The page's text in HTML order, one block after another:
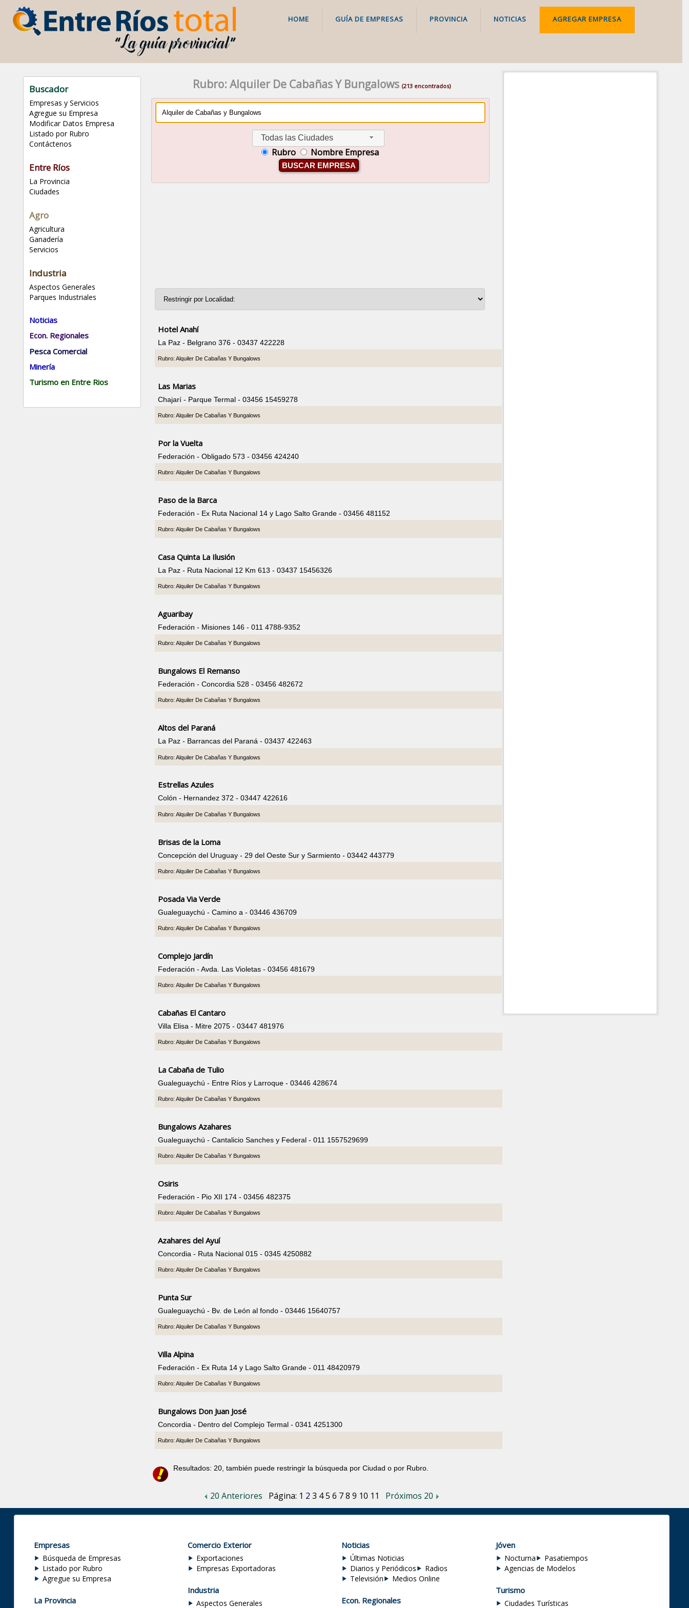
HOME GUÍA DE EMPRESAS PROVINCIA NOTICIAS AGREGAR EMPRESA
Buscador
Empresas y Servicios
Agregue su Empresa
Modificar Datos Empresa
Listado por Rubro
Contáctenos
Entre Ríos
La Provincia
Ciudades
Agro
Agricultura
Ganadería
Servicios
Industria
Aspectos Generales
Parques Industriales
Noticias
Econ. Regionales
Pesca Comercial
Minería
Turismo en Entre Rios
Rubro: Alquiler De Cabañas Y Bungalows (213 encontrados)
Todas las Ciudades
Rubro Nombre Empresa
BUSCAR EMPRESA
Hotel Anahí
La Paz - Belgrano 376 - 03437 422228
Rubro: Alquiler De Cabañas Y Bungalows
Las Marias
Chajarí - Parque Termal - 03456 15459278
Rubro: Alquiler De Cabañas Y Bungalows
Por la Vuelta
Federación - Obligado 573 - 03456 424240
Rubro: Alquiler De Cabañas Y Bungalows
Paso de la Barca
Federación - Ex Ruta Nacional 14 y Lago Salto Grande - 03456 481152
Rubro: Alquiler De Cabañas Y Bungalows
Casa Quinta La Ilusión
La Paz - Ruta Nacional 12 Km 613 - 03437 15456326
Rubro: Alquiler De Cabañas Y Bungalows
Aguaribay
Federación - Misiones 146 - 011 4788-9352
Rubro: Alquiler De Cabañas Y Bungalows
Bungalows El Remanso
Federación - Concordia 528 - 03456 482672
Rubro: Alquiler De Cabañas Y Bungalows
Altos del Paraná
La Paz - Barrancas del Paraná - 03437 422463
Rubro: Alquiler De Cabañas Y Bungalows
Estrellas Azules
Colón - Hernandez 372 - 03447 422616
Rubro: Alquiler De Cabañas Y Bungalows
Brisas de la Loma
Concepción del Uruguay - 29 del Oeste Sur y Sarmiento - 03442 443779
Rubro: Alquiler De Cabañas Y Bungalows
Posada Via Verde
Gualeguaychú - Camino a - 03446 436709
Rubro: Alquiler De Cabañas Y Bungalows
Complejo Jardín
Federación - Avda. Las Violetas - 03456 481679
Rubro: Alquiler De Cabañas Y Bungalows
Cabañas El Cantaro
Villa Elisa - Mitre 2075 - 03447 481976
Rubro: Alquiler De Cabañas Y Bungalows
La Cabaña de Tulio
Gualeguaychú - Entre Ríos y Larroque - 03446 428674
Rubro: Alquiler De Cabañas Y Bungalows
Bungalows Azahares
Gualeguaychú - Cantalicio Sanches y Federal - 011 1557529699
Rubro: Alquiler De Cabañas Y Bungalows
Osiris
Federación - Pio XII 174 - 03456 482375
Rubro: Alquiler De Cabañas Y Bungalows
Azahares del Ayuí
Concordia - Ruta Nacional 015 - 0345 4250882
Rubro: Alquiler De Cabañas Y Bungalows
Punta Sur
Gualeguaychú - Bv. de León al fondo - 03446 15640757
Rubro: Alquiler De Cabañas Y Bungalows
Villa Alpina
Federación - Ex Ruta 14 y Lago Salto Grande - 011 48420979
Rubro: Alquiler De Cabañas Y Bungalows
Bungalows Don Juan José
Concordia - Dentro del Complejo Termal - 0341 4251300
Rubro: Alquiler De Cabañas Y Bungalows
Resultados: 20, también puede restringir la búsqueda por Ciudad o por Rubro.
20 Anteriores Página: 1 2 3 45 6 78 9 10 11 Próximos 20
Empresas
Búsqueda de Empresas
Listado por Rubro
Agregue su Empresa
La Provincia
Comercio Exterior
Exportaciones
Empresas Exportadoras
Industria
Aspectos Generales
Noticias
Últimas Noticias
Diarios y Periódicos
Radios
Televisión
Medios Online
Econ. Regionales
Jóven
Nocturna
Pasatiempos
Agencias de Modelos
Turismo
Ciudades Turísticas